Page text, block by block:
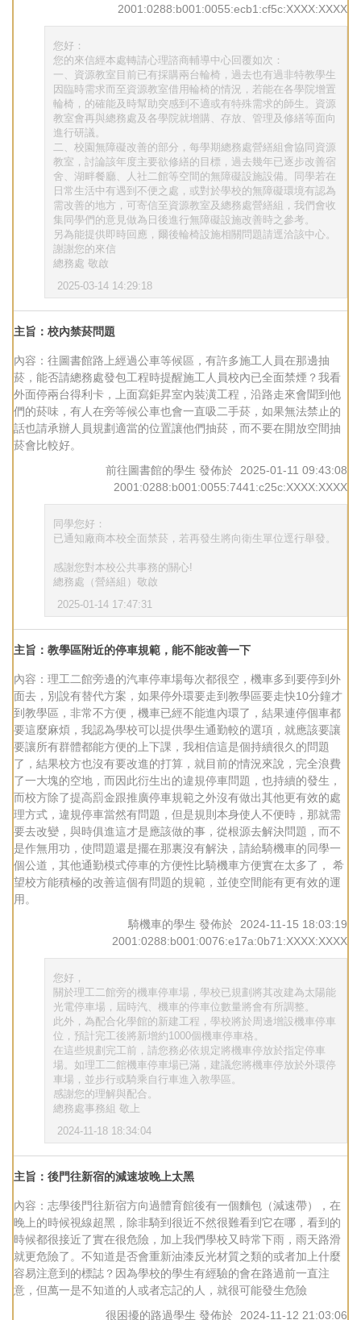
2001:0288:b001:0055:ecb1:cf5c:XXXX:XXXX
您好：
您的來信經本處轉請心理諮商輔導中心回覆如次：
一、資源教室目前已有採購兩台輪椅，過去也有過非特教學生
因臨時需求而至資源教室借用輪椅的情況，若能在各學院增置
輪椅，的確能及時幫助突感到不適或有特殊需求的師生。資源
教室會再與總務處及各學院就增購、存放、管理及修繕等面向
進行研議。
二、校園無障礙改善的部分，每學期總務處營繕組會協同資源
教室，討論該年度主要欲修繕的目標，過去幾年已逐步改善宿
舍、湖畔餐廳、人社二館等空間的無障礙設施設備。同學若在
日常生活中有遇到不便之處，或對於學校的無障礙環境有認為
需改善的地方，可寄信至資源教室及總務處營繕組，我們會收
集同學們的意見做為日後進行無障礙設施改善時之參考。
另為能提供即時回應，爾後輪椅設施相關問題請逕洽該中心。
謝謝您的來信
總務處 敬啟
2025-03-14 14:29:18
主旨：校內禁菸問題
內容：往圖書館路上經過公車等候區，有許多施工人員在那邊抽
菸，能否請總務處發包工程時提醒施工人員校內已全面禁煙？我看
外面停兩台得利卡，上面寫鉅昇室內裝潢工程，沿路走來會聞到他
們的菸味，有人在旁等候公車也會一直吸二手菸，如果無法禁止的
話也請承辦人員規劃適當的位置讓他們抽菸，而不要在開放空間抽
菸會比較好。
前往圖書館的學生 發佈於 2025-01-11 09:43:08
2001:0288:b001:0055:7441:c25c:XXXX:XXXX
同學您好：
已通知廠商本校全面禁菸，若再發生將向衛生單位逕行舉發。
感謝您對本校公共事務的關心!
總務處（營繕組）敬啟
2025-01-14 17:47:31
主旨：教學區附近的停車規範，能不能改善一下
內容：理工二館旁邊的汽車停車場每次都很空，機車多到要停到外
面去，別說有替代方案，如果停外環要走到教學區要走快10分鐘才
到教學區，非常不方便，機車已經不能進內環了，結果連停個車都
要這麼麻煩，我認為學校可以提供學生通勤較的選項，就應該要讓
要讓所有群體都能方便的上下課，我相信這是個持續很久的問題
了，結果校方也沒有要改進的打算，就目前的情況來說，完全浪費
了一大塊的空地，而因此衍生出的違規停車問題，也持續的發生，
而校方除了提高罰金跟推廣停車規範之外沒有做出其他更有效的處
理方式，違規停車當然有問題，但是規則本身使人不便時，那就需
要去改變，與時俱進這才是應該做的事，從根源去解決問題，而不
是作無用功，使問題還是擺在那裏沒有解決，請給騎機車的同學一
個公道，其他通勤模式停車的方便性比騎機車方便實在太多了， 希
望校方能積極的改善這個有問題的規範，並使空間能有更有效的運
用。
騎機車的學生 發佈於 2024-11-15 18:03:19
2001:0288:b001:0076:e17a:0b71:XXXX:XXXX
您好，
關於理工二館旁的機車停車場，學校已規劃將其改建為太陽能
光電停車場，屆時汽、機車的停車位數量將會有所調整。
此外，為配合化學館的新建工程，學校將於周邊增設機車停車
位，預計完工後將新增約1000個機車停車格。
在這些規劃完工前，請您務必依規定將機車停放於指定停車
場。如理工二館機車停車場已滿，建議您將機車停放於外環停
車場，並步行或騎乘自行車進入教學區。
感謝您的理解與配合。
總務處事務組 敬上
2024-11-18 18:34:04
主旨：後門往新宿的減速坡晚上太黑
內容：志學後門往新宿方向過體育館後有一個麵包（減速帶），在
晚上的時候視線超黑，除非騎到很近不然很難看到它在哪，看到的
時候都很接近了實在很危險，加上我們學校又時常下雨，雨天路滑
就更危險了。不知道是否會重新油漆反光材質之類的或者加上什麼
容易注意到的標誌？因為學校的學生有經驗的會在路過前一直注
意，但萬一是不知道的人或者忘記的人，就很可能發生危險
很困擾的路過學生 發佈於 2024-11-12 21:03:06